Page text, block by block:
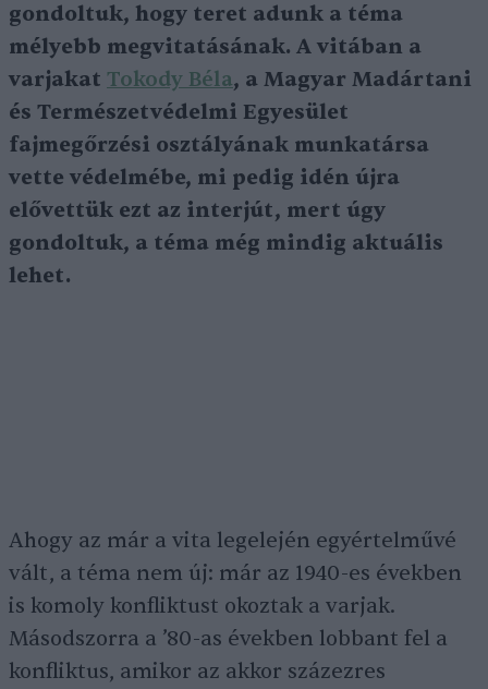
gondoltuk, hogy teret adunk a téma
mélyebb megvitatásának. A vitában a
varjakat Tokody Béla, a Magyar Madártani
és Természetvédelmi Egyesület
fajmegőrzési osztályának munkatársa
vette védelmébe, mi pedig idén újra
elővettük ezt az interjút, mert úgy
gondoltuk, a téma még mindig aktuális
lehet.
Ahogy az már a vita legelején egyértelművé
vált, a téma nem új: már az 1940-es években
is komoly konfliktust okoztak a varjak.
Másodszorra a ’80-as években lobbant fel a
konfliktus, amikor az akkor százezres